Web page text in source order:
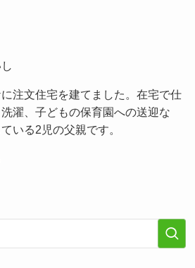
注文住宅を建てました。在宅で仕
濯、子どもの保育園への送迎な
いる2児の父親です。